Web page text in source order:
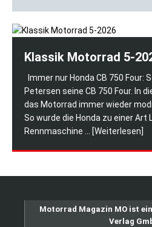
Klassik Motorrad 5-
Immer nur Honda CB 750 Four:
Petersen seine CB 750 Four. In
das Motorrad immer wieder
So wurde die Honda zu einer Art
Rennmaschine
... [Weiterlesen]
Motorrad Magazin MO ist
Verlag